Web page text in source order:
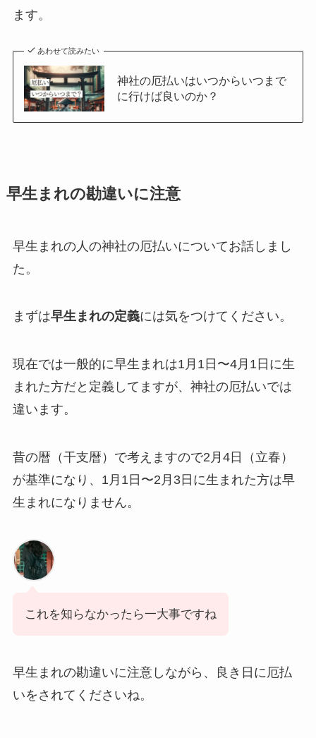
ます。
あわせて読みたい
神社の厄払いはいつからいつまで
に行けば良いのか？
早生まれの勘違いに注意
早生まれの人の神社の厄払いについてお話しまし
た。
まずは早生まれの定義には気をつけてください。
現在では一般的に早生まれは1月1日〜4月1日に生
まれた方だと定義してますが、神社の厄払いでは
違います。
昔の暦（干支暦）で考えますので2月4日（立春）
が基準になり、1月1日〜2月3日に生まれた方は早
生まれになりません。
これを知らなかったら一大事ですね
早生まれの勘違いに注意しながら、良き日に厄払
いをされてくださいね。